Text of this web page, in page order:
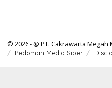
© 2026 - @ PT. Cakrawarta Megah
Pedoman Media Siber